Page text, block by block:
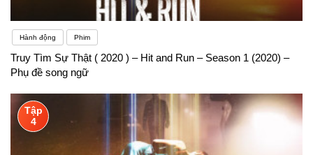
Hành động Phim
Truy Tìm Sự Thật ( 2020 ) – Hit and Run – Season 1 (2020) –
Phụ đề song ngữ
Tập
4